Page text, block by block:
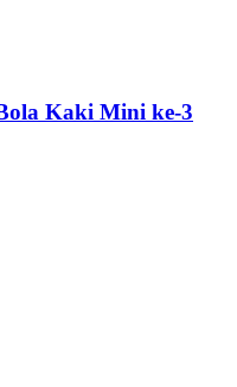
Kaki Mini ke-3